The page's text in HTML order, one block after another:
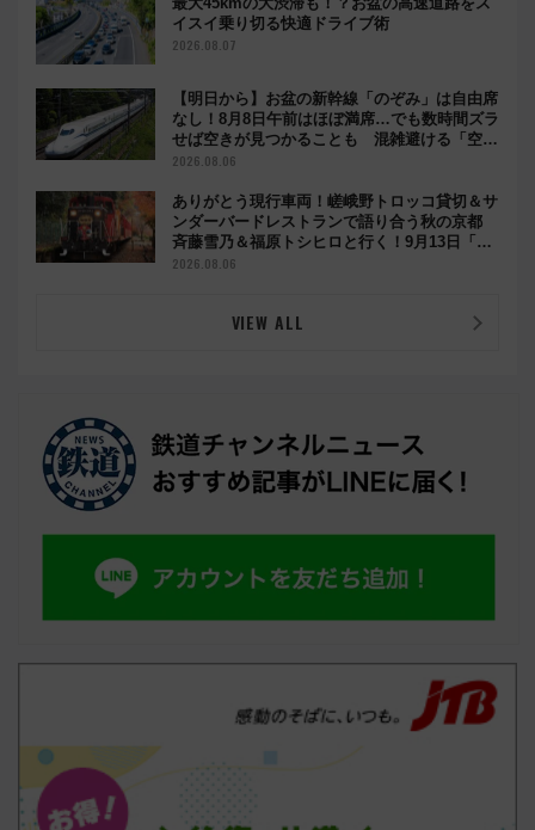
イスイ乗り切る快適ドライブ術
2026.08.07
【明日から】お盆の新幹線「のぞみ」は自由席
なし！8月8日午前はほぼ満席…でも数時間ズラ
せば空きが見つかることも 混雑避ける「空
席」探しのコツ
2026.08.06
ありがとう現行車両！嵯峨野トロッコ貸切＆サ
ンダーバードレストランで語り合う秋の京都
斉藤雪乃＆福原トシヒロと行く！9月13日「京
都の鉄道満喫ツアー」開催
2026.08.06
VIEW ALL